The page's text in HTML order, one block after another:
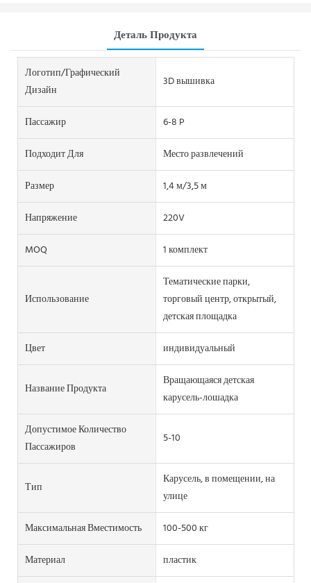
Деталь Продукта
Логотип/графический
Дизайн
3D вышивка
Пассажир
6-8 P
Подходит Для
Место развлечений
Размер
1,4 м/3,5 м
Напряжение
220V
MOQ
1 комплект
Использование
Тематические парки,
торговый центр, открытый,
детская площадка
Цвет
индивидуальный
Название Продукта
Вращающаяся детская
карусель-лошадка
Допустимое Количество
Пассажиров
5-10
Тип
Карусель, в помещении, на
улице
Максимальная Вместимость
100-500 кг
Материал
пластик